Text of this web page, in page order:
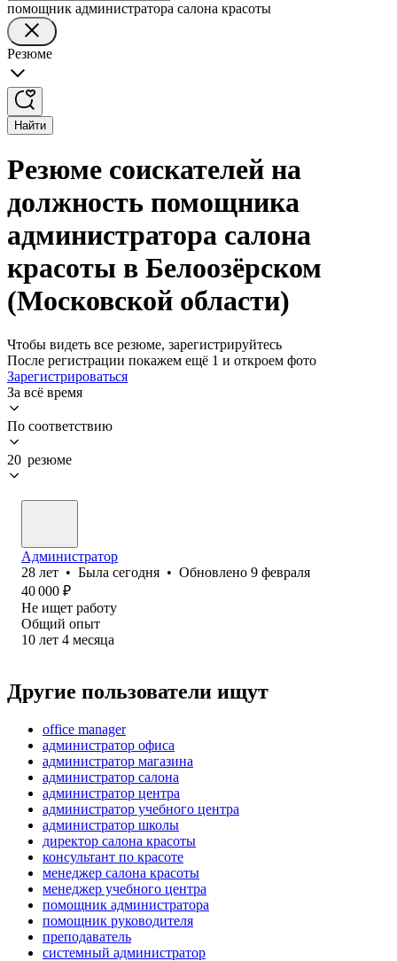
помощник администратора салона красоты
Резюме
Найти
Резюме соискателей на
должность помощника
администратора салона
красоты в Белоозёрском
(Московской области)
Чтобы видеть все резюме, зарегистрируйтесь
После регистрации покажем ещё 1 и откроем фото
Зарегистрироваться
За всё время
По соответствию
20 резюме
Администратор
28 лет • Была сегодня • Обновлено 9 февраля
40 000 ₽
Не ищет работу
Общий опыт
10 лет 4 месяца
Другие пользователи ищут
office manager
администратор офиса
администратор магазина
администратор салона
администратор центра
администратор учебного центра
администратор школы
директор салона красоты
консультант по красоте
менеджер салона красоты
менеджер учебного центра
помощник администратора
помощник руководителя
преподаватель
системный администратор